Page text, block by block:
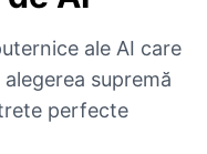
ale AI care
supremă
perfecte